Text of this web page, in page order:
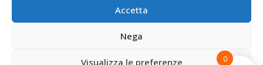
Accetta
Nega
Visualizza le preferenze 0